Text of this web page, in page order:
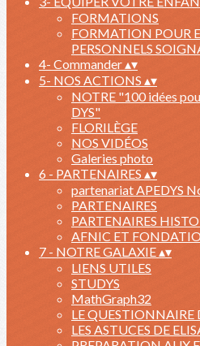
FORMATIONS
FORMATION POUR
PERSONNELS
4- Commander▴▾
5- NOS ACTIONS ▴▾
NOTRE "100 idées
DYS"
FLORILÈGE
NOS VIDÉOS
Galeries photo
6 - PARTENAIRES ▴▾
partenariat APEDYS
PARTENAIRES
PARTENAIRES
AFNIC ET
7 - NOTRE GALAXIE▴▾
LIENS UTILES
STUDYS
MathGraph32
LE QUESTIONNAIRE
LES ASTUCES DE